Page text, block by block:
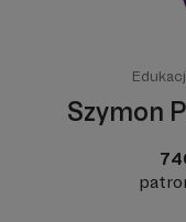
Szymon